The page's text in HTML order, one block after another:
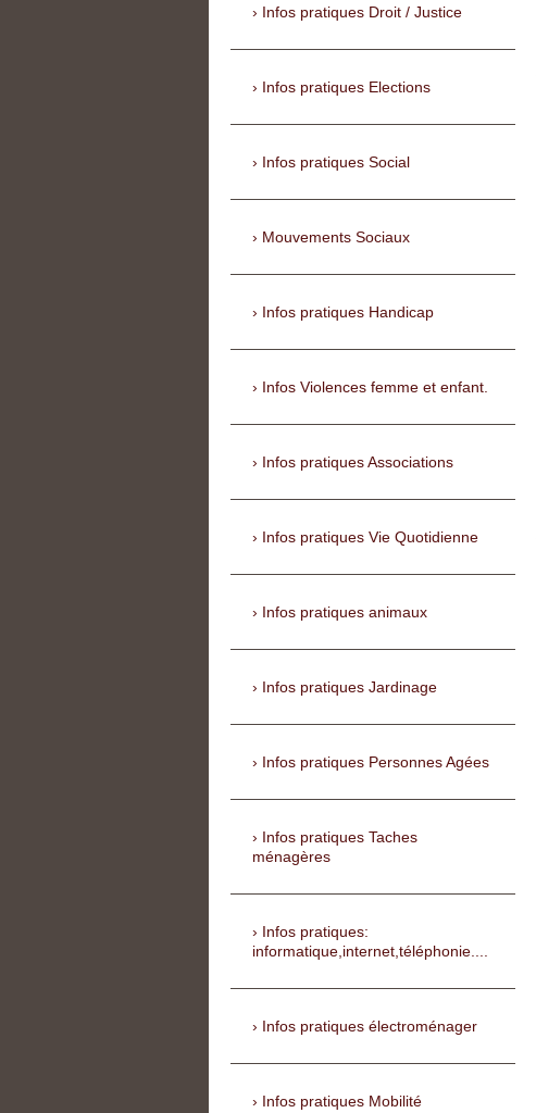
Infos pratiques Droit / Justice
Infos pratiques Elections
Infos pratiques Social
Mouvements Sociaux
Infos pratiques Handicap
Infos Violences femme et enfant.
Infos pratiques Associations
Infos pratiques Vie Quotidienne
Infos pratiques animaux
Infos pratiques Jardinage
Infos pratiques Personnes Agées
Infos pratiques Taches
ménagères
Infos pratiques:
informatique,internet,téléphonie....
Infos pratiques électroménager
Infos pratiques Mobilité